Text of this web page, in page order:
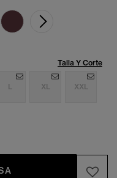
Talla Y Corte
L XL XXL